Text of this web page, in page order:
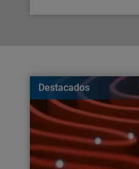
Destacados